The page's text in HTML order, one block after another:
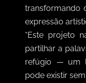
transformando
expressão
“Este projeto
partilhar a
refúgio — um
pode existir